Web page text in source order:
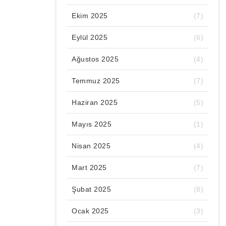
Ekim 2025 (7)
Eylül 2025 (6)
Ağustos 2025 (4)
Temmuz 2025 (7)
Haziran 2025 (5)
Mayıs 2025 (1)
Nisan 2025 (4)
Mart 2025 (7)
Şubat 2025 (8)
Ocak 2025 (3)